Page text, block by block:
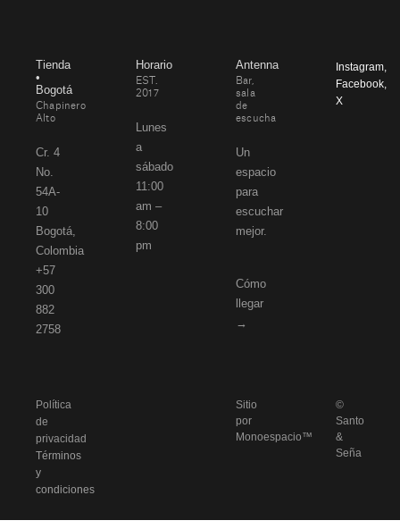
Tienda
•
Bogotá
Chapinero
Alto
Cr. 4
No.
54A-
10
Bogotá,
Colombia
+57
300
882
2758
Horario
EST.
2017
Lunes
a
sábado
11:00
am –
8:00
pm
Antenna
Bar,
sala
de
escucha
Un
espacio
para
escuchar
mejor.
Cómo
llegar
→
Instagram,
Facebook,
X
Política
de
privacidad
Términos
y
condiciones
Sitio
por
Monoespacio™
©
Santo
&
Seña